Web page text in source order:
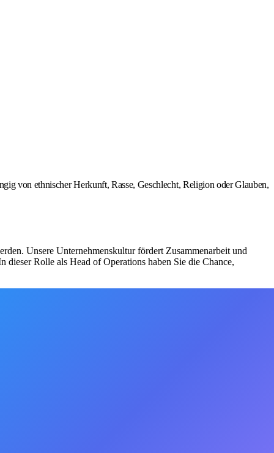
von ethnischer Herkunft, Rasse, Geschlecht, Religion oder Glauben,
Unsere Unternehmenskultur fördert Zusammenarbeit und
Rolle als Head of Operations haben Sie die Chance,